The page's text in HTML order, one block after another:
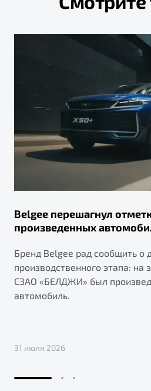
Belgee перешагнул
произведенных
Бренд Belgee рад сообщить о
производственного этапа: на
СЗАО «БЕЛДЖИ» был
автомобиль.
31 июля 2026